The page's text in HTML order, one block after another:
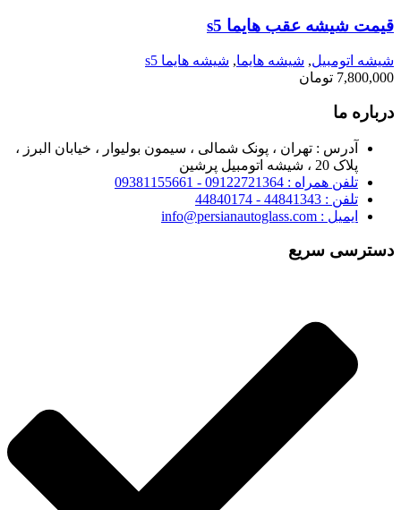
قیمت شیشه عقب هایما s5
شیشه اتومبیل, شیشه هایما, شیشه هایما s5
7,800,000 تومان
درباره ما
آدرس : تهران ، پونک شمالی ، سیمون بولیوار ، خیابان البرز ،
پلاک 20 ، شیشه اتومبیل پرشین
تلفن همراه : 09122721364 - 09381155661
تلفن : 44841343 - 44840174
ایمیل : info@persianautoglass.com
دسترسی سریع